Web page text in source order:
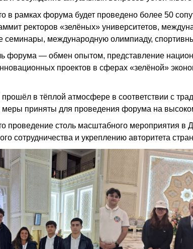
в рамках форума будет проведено более 50
ректоров «зелёных» университетов,
семинары, международную олимпиаду,
форума — обмен опытом, представление
проектов в сферах «зелёной»
в тёплой атмосфере в соответствии с
приняты для проведения форума на
проведение столь масштабного мероприятия в
сотрудничества и укреплению авторитета